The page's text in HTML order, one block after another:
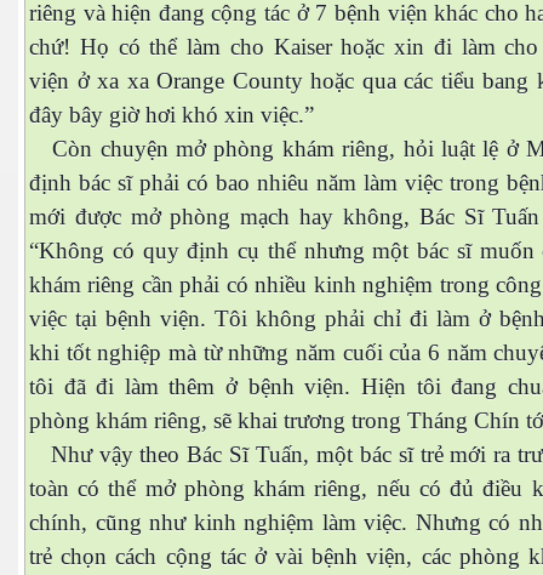
riêng và hiện đang cộng tác ở 7 bệnh viện khác cho
chứ! Họ có thể làm cho Kaiser hoặc xin đi làm cho
viện ở xa xa Orange County hoặc qua các tiểu bang
đây bây giờ hơi khó xin việc.”
Còn chuyện mở phòng khám riêng, hỏi luật lệ ở
định bác sĩ phải có bao nhiêu năm làm việc trong
mới được mở phòng mạch hay không, Bác Sĩ
“Không có quy định cụ thể nhưng một bác sĩ muốn
khám riêng cần phải có nhiều kinh nghiệm trong
việc tại bệnh viện. Tôi không phải chỉ đi làm ở
khi tốt nghiệp mà từ những năm cuối của 6 năm
tôi đã đi làm thêm ở bệnh viện. Hiện tôi đang
phòng khám riêng, sẽ khai trương trong Tháng Chín
Như vậy theo Bác Sĩ Tuấn, một bác sĩ trẻ mới ra
toàn có thể mở phòng khám riêng, nếu có đủ điều
chính, cũng như kinh nghiệm làm việc. Nhưng có
trẻ chọn cách cộng tác ở vài bệnh viện, các phòng